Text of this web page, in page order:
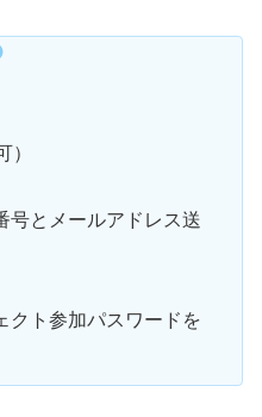
）
号とメールアドレス送
クト参加パスワードを